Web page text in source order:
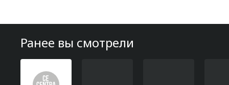
Ранее вы смотрели